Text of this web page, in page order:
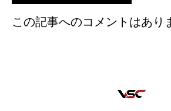
この記事へのコメントはあり